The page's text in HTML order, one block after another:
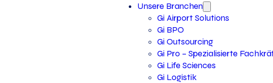
Unsere Branchen
Gi Airport Solutions
Gi BPO
Gi Outsourcing
Gi Pro – Spezialisierte
Gi Life Sciences
Gi Logistik